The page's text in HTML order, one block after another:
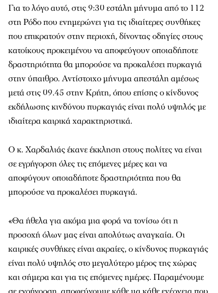
Για το λόγο αυτό, στις 9:30 εστάλη μήνυμα από το 112
στη Ρόδο που ενημερώνει για τις ιδιαίτερες συνθήκες
που επικρατούν στην περιοχή, δίνοντας οδηγίες στους
κατοίκους προκειμένου να αποφεύγουν οποιαδήποτε
δραστηριότητα θα μπορούσε να προκαλέσει πυρκαγιά
στην ύπαιθρο. Αντίστοιχο μήνυμα απεστάλη αμέσως
μετά στις 09.45 στην Κρήτη, όπου επίσης ο κίνδυνος
εκδήλωσης κινδύνου πυρκαγιάς είναι πολύ υψηλός με
ιδιαίτερα καιρικά χαρακτηριστικά.
Ο κ. Χαρδαλιάς έκανε έκκληση στους πολίτες να είναι
σε εγρήγορση όλες τις επόμενες μέρες και να
αποφύγουν οποιαδήποτε δραστηριότητα που θα
μπορούσε να προκαλέσει πυρκαγιά.
«Θα ήθελα για ακόμα μια φορά να τονίσω ότι η
προσοχή όλων μας είναι απολύτως αναγκαία. Οι
καιρικές συνθήκες είναι ακραίες, ο κίνδυνος πυρκαγιάς
είναι πολύ υψηλός στο μεγαλύτερο μέρος της χώρας
και σήμερα και για τις επόμενες ημέρες. Παραμένουμε